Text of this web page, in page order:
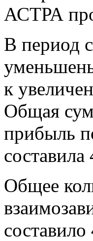
АСТРА
В период
к
Общая
прибыль
Общее
составило